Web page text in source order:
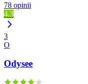
78 opinii
4.3
3
O
Odysee